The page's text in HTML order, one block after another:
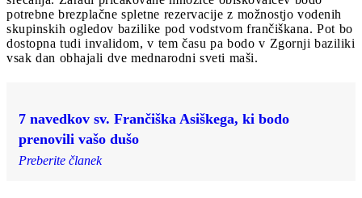
potrebne brezplačne spletne rezervacije z možnostjo vodenih
skupinskih ogledov bazilike pod vodstvom frančiškana. Pot bo
dostopna tudi invalidom, v tem času pa bodo v Zgornji baziliki
vsak dan obhajali dve mednarodni sveti maši.
7 navedkov sv. Frančiška Asiškega, ki bodo
prenovili vašo dušo
Preberite članek